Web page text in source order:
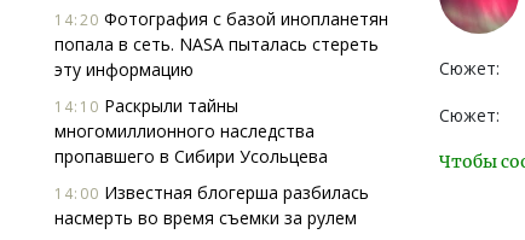
14:20 Фотография с базой инопланетян
попала в сеть. NASA пыталась стереть
эту информацию
14:10 Раскрыли тайны
многомиллионного наследства
пропавшего в Сибири Усольцева
14:00 Известная блогерша разбилась
насмерть во время съемки за рулем
Сюжет:
Сюжет:
Чтобы